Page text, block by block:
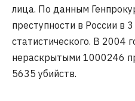
лица. По данным
преступности в России в
статистического. В 2004
нераскрытыми 1000246
5635 убийств.